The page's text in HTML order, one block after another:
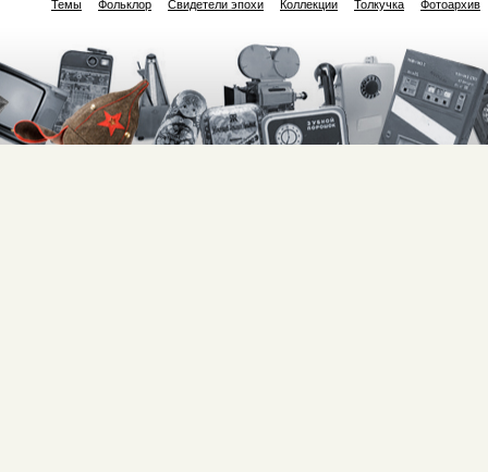
Темы Фольклор Свидетели эпохи Коллекции Толкучка Фотоархив